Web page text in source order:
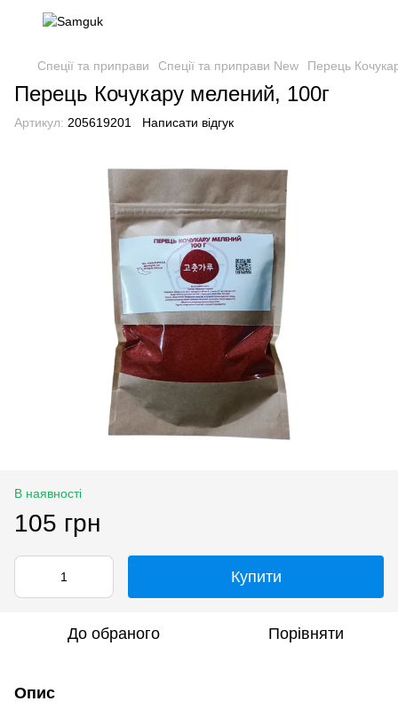
Спеції та приправи Спеції та приправи New Перець
Перець Кочукару мелений, 100г
Артикул: 205619201 Написати відгук
В наявності
105 грн
Купити
До обраного Порівняти
Опис